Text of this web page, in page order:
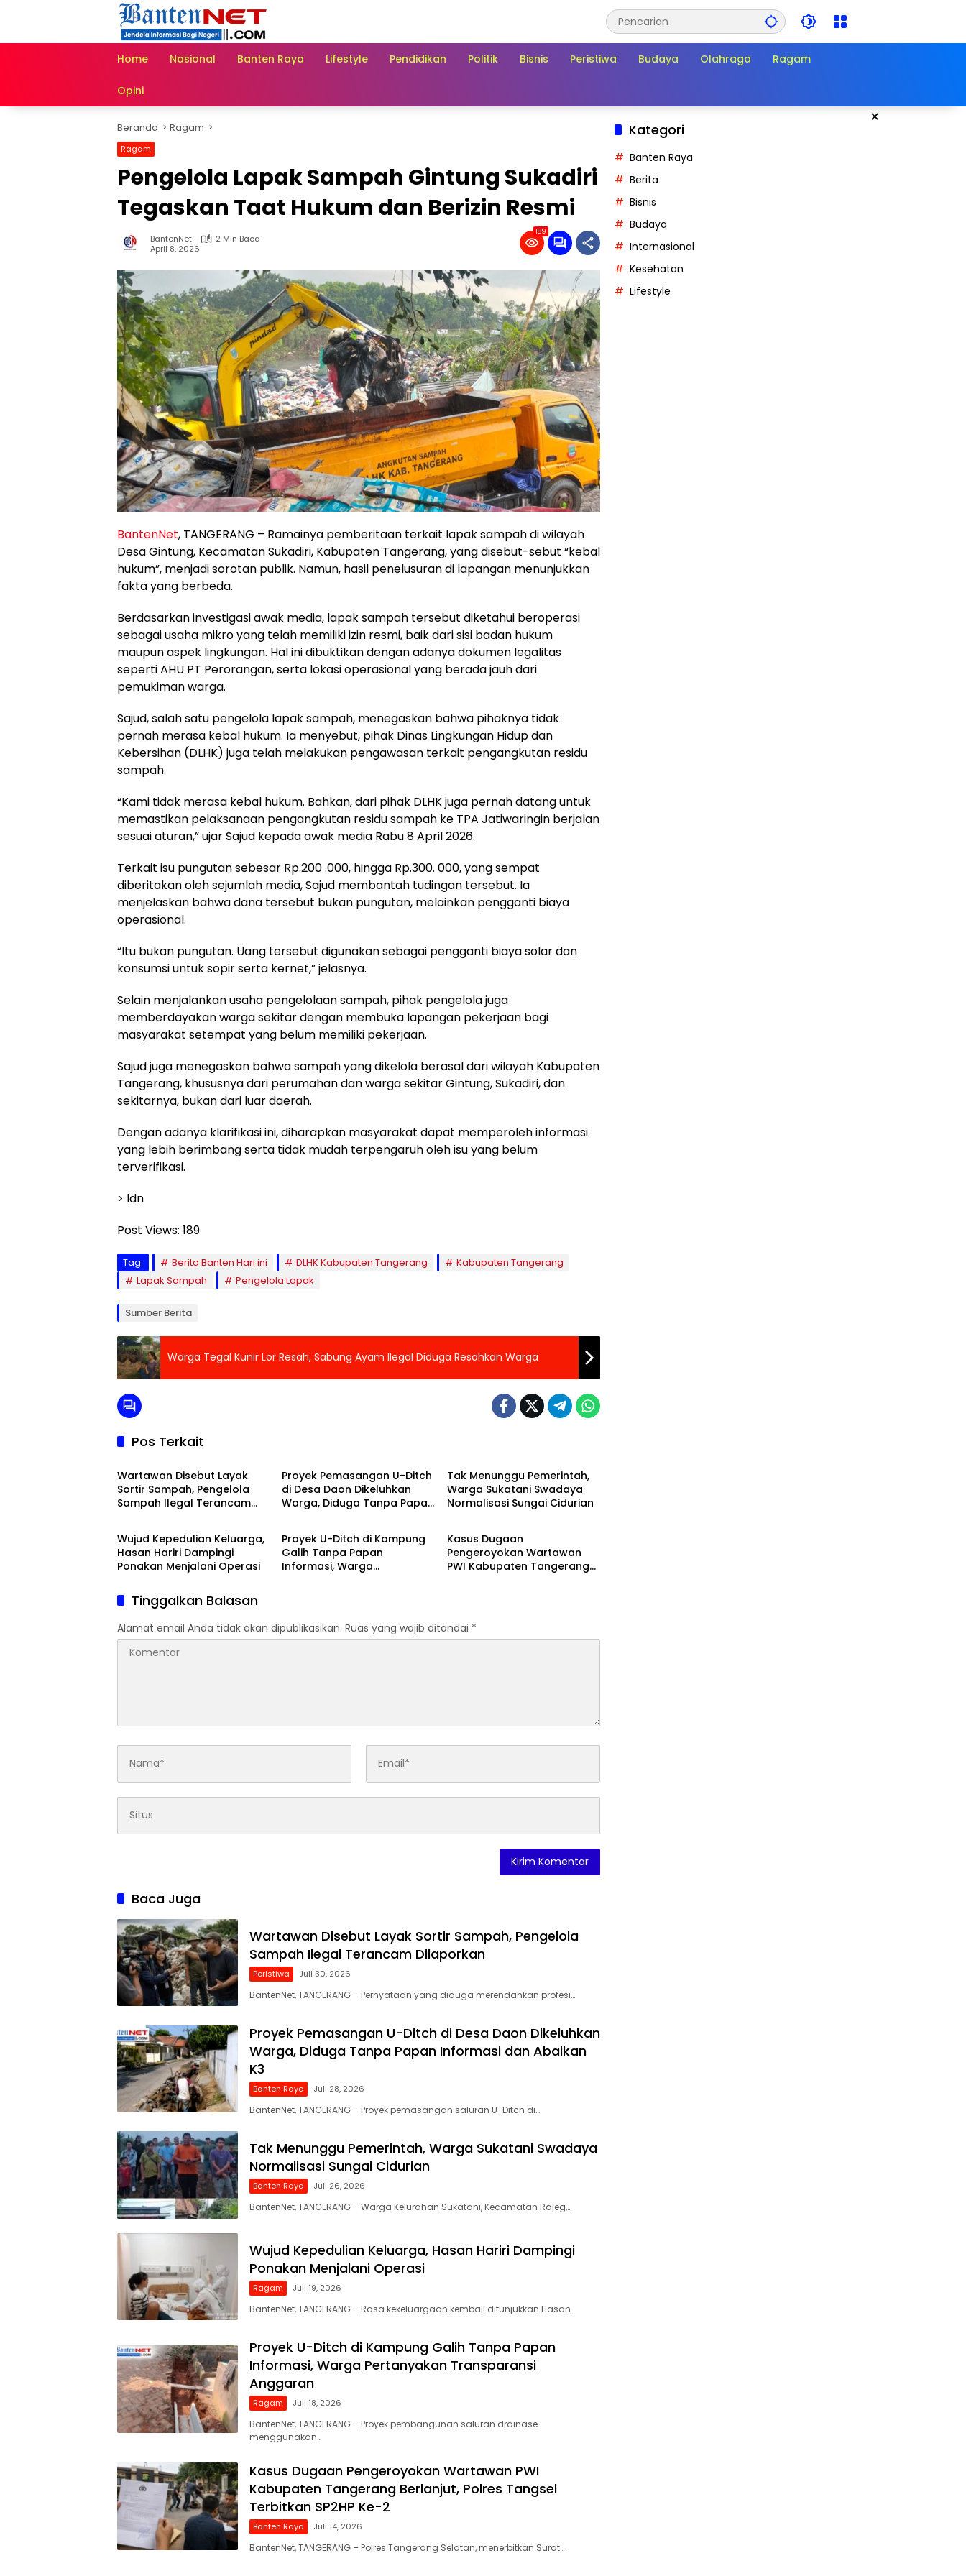
Home
Nasional Banten Raya Lifestyle Pendidikan Politik Bisnis Peristiwa Budaya Olahraga Ragam
Opini
×
Beranda Ragam
Ragam
Pengelola Lapak Sampah Gintung Sukadiri
Tegaskan Taat Hukum dan Berizin Resmi
BantenNet
2 Min Baca
April 8, 2026
189
BantenNet, TANGERANG – Ramainya pemberitaan terkait lapak sampah di wilayah
Desa Gintung, Kecamatan Sukadiri, Kabupaten Tangerang, yang disebut-sebut “kebal
hukum”, menjadi sorotan publik. Namun, hasil penelusuran di lapangan menunjukkan
fakta yang berbeda.
Berdasarkan investigasi awak media, lapak sampah tersebut diketahui beroperasi
sebagai usaha mikro yang telah memiliki izin resmi, baik dari sisi badan hukum
maupun aspek lingkungan. Hal ini dibuktikan dengan adanya dokumen legalitas
seperti AHU PT Perorangan, serta lokasi operasional yang berada jauh dari
pemukiman warga.
Sajud, salah satu pengelola lapak sampah, menegaskan bahwa pihaknya tidak
pernah merasa kebal hukum. Ia menyebut, pihak Dinas Lingkungan Hidup dan
Kebersihan (DLHK) juga telah melakukan pengawasan terkait pengangkutan residu
sampah.
“Kami tidak merasa kebal hukum. Bahkan, dari pihak DLHK juga pernah datang untuk
memastikan pelaksanaan pengangkutan residu sampah ke TPA Jatiwaringin berjalan
sesuai aturan,” ujar Sajud kepada awak media Rabu 8 April 2026.
Terkait isu pungutan sebesar Rp.200 .000, hingga Rp.300. 000, yang sempat
diberitakan oleh sejumlah media, Sajud membantah tudingan tersebut. Ia
menjelaskan bahwa dana tersebut bukan pungutan, melainkan pengganti biaya
operasional.
“Itu bukan pungutan. Uang tersebut digunakan sebagai pengganti biaya solar dan
konsumsi untuk sopir serta kernet,” jelasnya.
Selain menjalankan usaha pengelolaan sampah, pihak pengelola juga
memberdayakan warga sekitar dengan membuka lapangan pekerjaan bagi
masyarakat setempat yang belum memiliki pekerjaan.
Sajud juga menegaskan bahwa sampah yang dikelola berasal dari wilayah Kabupaten
Tangerang, khususnya dari perumahan dan warga sekitar Gintung, Sukadiri, dan
sekitarnya, bukan dari luar daerah.
Dengan adanya klarifikasi ini, diharapkan masyarakat dapat memperoleh informasi
yang lebih berimbang serta tidak mudah terpengaruh oleh isu yang belum
terverifikasi.
> ldn
Post Views: 189
Tag: Berita Banten Hari ini DLHK Kabupaten Tangerang
Kabupaten Tangerang
Lapak Sampah
Pengelola Lapak
Sumber Berita
Warga Tegal Kunir Lor Resah, Sabung Ayam Ilegal Diduga Resahkan Warga
Pos Terkait
Peristiwa
Wartawan Disebut Layak
Sortir Sampah, Pengelola
Sampah Ilegal Terancam
Proyek Pemasangan U-Ditch
di Desa Daon Dikeluhkan
Warga, Diduga Tanpa Papan
Tak Menunggu Pemerintah,
Warga Sukatani Swadaya
Normalisasi Sungai Cidurian
Ragam
Wujud Kepedulian Keluarga,
Hasan Hariri Dampingi
Ponakan Menjalani Operasi
Ragam
Proyek U-Ditch di Kampung
Galih Tanpa Papan
Informasi, Warga
Banten Raya
Kasus Dugaan
Pengeroyokan Wartawan
PWI Kabupaten Tangerang
Tinggalkan Balasan
Alamat email Anda tidak akan dipublikasikan. Ruas yang wajib ditandai *
Baca Juga
Wartawan Disebut Layak Sortir Sampah, Pengelola
Sampah Ilegal Terancam Dilaporkan
Peristiwa Juli 30, 2026
BantenNet, TANGERANG – Pernyataan yang diduga merendahkan profesi…
Proyek Pemasangan U-Ditch di Desa Daon Dikeluhkan
Warga, Diduga Tanpa Papan Informasi dan Abaikan
K3
Banten Raya Juli 28, 2026
BantenNet, TANGERANG – Proyek pemasangan saluran U-Ditch di…
Tak Menunggu Pemerintah, Warga Sukatani Swadaya
Normalisasi Sungai Cidurian
Banten Raya Juli 26, 2026
BantenNet, TANGERANG – Warga Kelurahan Sukatani, Kecamatan Rajeg,…
Wujud Kepedulian Keluarga, Hasan Hariri Dampingi
Ponakan Menjalani Operasi
Ragam Juli 19, 2026
BantenNet, TANGERANG – Rasa kekeluargaan kembali ditunjukkan Hasan…
Proyek U-Ditch di Kampung Galih Tanpa Papan
Informasi, Warga Pertanyakan Transparansi
Anggaran
Ragam Juli 18, 2026
BantenNet, TANGERANG – Proyek pembangunan saluran drainase
menggunakan…
Kasus Dugaan Pengeroyokan Wartawan PWI
Kabupaten Tangerang Berlanjut, Polres Tangsel
Terbitkan SP2HP Ke-2
Banten Raya Juli 14, 2026
BantenNet, TANGERANG – Polres Tangerang Selatan, menerbitkan Surat…
Kategori
Banten Raya
Berita
Bisnis
Budaya
Internasional
Kesehatan
Lifestyle